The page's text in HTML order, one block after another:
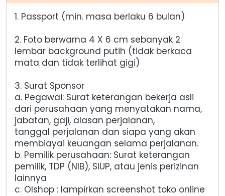
1. Passport (min. masa berlaku 6 bulan)
2. Foto berwarna 4 X 6 cm sebanyak 2
lembar background putih (tidak berkaca
mata dan tidak terlihat gigi)
3. Surat Sponsor
a. Pegawai: Surat keterangan bekerja asli
dari perusahaan yang menyatakan nama,
jabatan, gaji, alasan perjalanan,
tanggal perjalanan dan siapa yang akan
membiayai keuangan selama perjalanan.
b. Pemilik perusahaan: Surat keterangan
pemilik, TDP (NIB), SIUP, atau jenis perizinan
lainnya
c. Olshop : lampirkan screenshot toko online